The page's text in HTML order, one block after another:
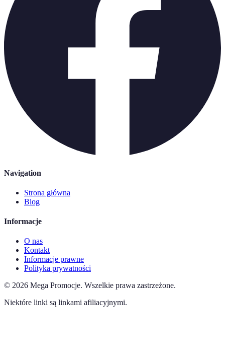
Navigation
Strona główna
Blog
Informacje
O nas
Kontakt
Informacje prawne
Polityka prywatności
© 2026 Mega Promocje. Wszelkie prawa zastrzeżone.
Niektóre linki są linkami afiliacyjnymi.